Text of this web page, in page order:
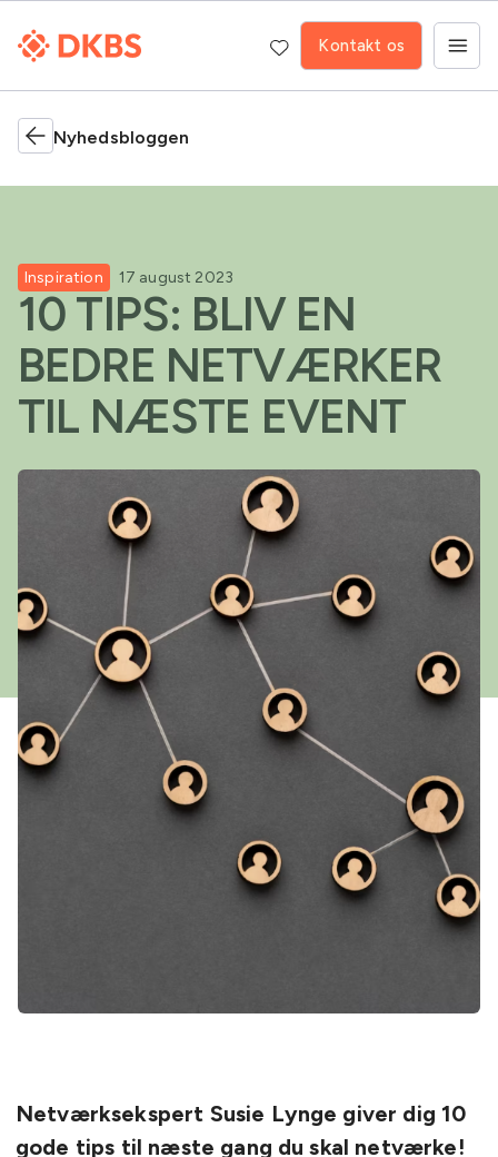
Kontakt os
Nyhedsbloggen
Inspiration 17 august 2023
10 TIPS: BLIV EN
BEDRE NETVÆRKER
TIL NÆSTE EVENT
Netværksekspert Susie Lynge giver dig 10
gode tips til næste gang du skal netværke!